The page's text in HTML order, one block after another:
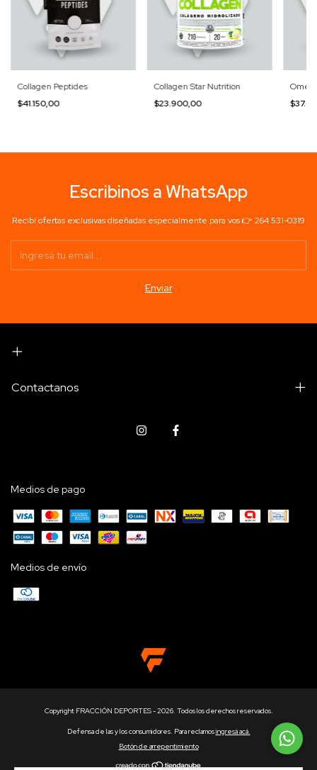
Collagen Peptides
$41.150,00
Collagen Star Nutrition
$23.900,00
Escribinos a WhatsApp
Recibí ofertas exclusivas diseñadas especialmente para vos 👉 264 531-0319
Contactanos
Medios de pago
Medios de envío
Copyright FRACCIÓN DEPORTES - 2026. Todos los derechos reservados.
Defensa de las y los consumidores. Para reclamosingresá acá.
Botón de arrepentimiento